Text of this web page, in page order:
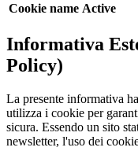
Cookie name Active
Informativa
Policy)
La presente informativa
utilizza i cookie per
sicura. Essendo un sito
newsletter, l'uso dei